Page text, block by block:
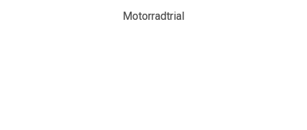
Motorradtrial